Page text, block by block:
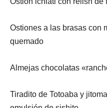
Ostiones a las brasas con
quemado
Almejas chocolatas
Tiradito de Totoaba y